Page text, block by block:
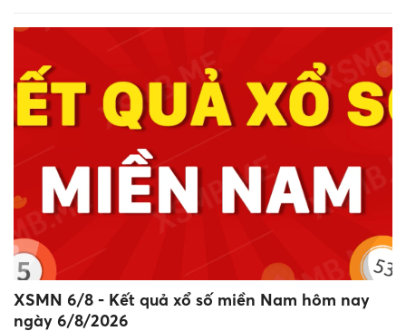
XSMN 6/8 - Kết quả xổ số miền Nam hôm nay
ngày 6/8/2026